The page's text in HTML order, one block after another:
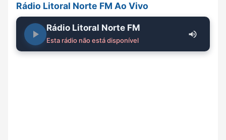
Rádio Litoral Norte FM Ao Vivo
Rádio Litoral Norte FM
Esta rádio não está disponível